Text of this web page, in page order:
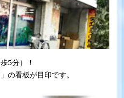
5分）！
の看板が目印です。